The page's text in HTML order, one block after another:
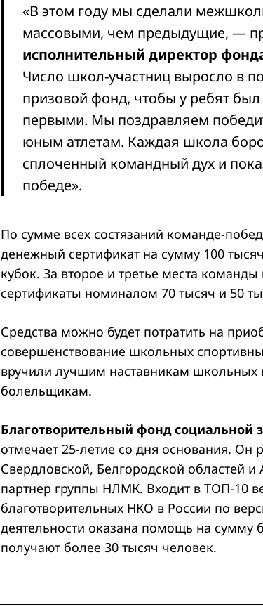
«В этом году мы сделали
массовыми, чем предыдущие, —
исполнительный директор
Число школ-участниц выросло в
призовой фонд, чтобы у ребят
первыми. Мы поздравляем
юным атлетам. Каждая школа
сплоченный командный дух и
победе».
По сумме всех состязаний команде-
денежный сертификат на сумму 100
кубок. За второе и третье места
сертификаты номиналом 70 тысяч и 50
Средства можно будет потратить на
совершенствование школьных
вручили лучшим наставникам
болельщикам.
Благотворительный фонд
отмечает 25-летие со дня основания. Он
Свердловской, Белгородской областей
партнер группы НЛМК. Входит в ТОП-10
благотворительных НКО в России по
деятельности оказана помощь на сумму
получают более 30 тысяч человек.